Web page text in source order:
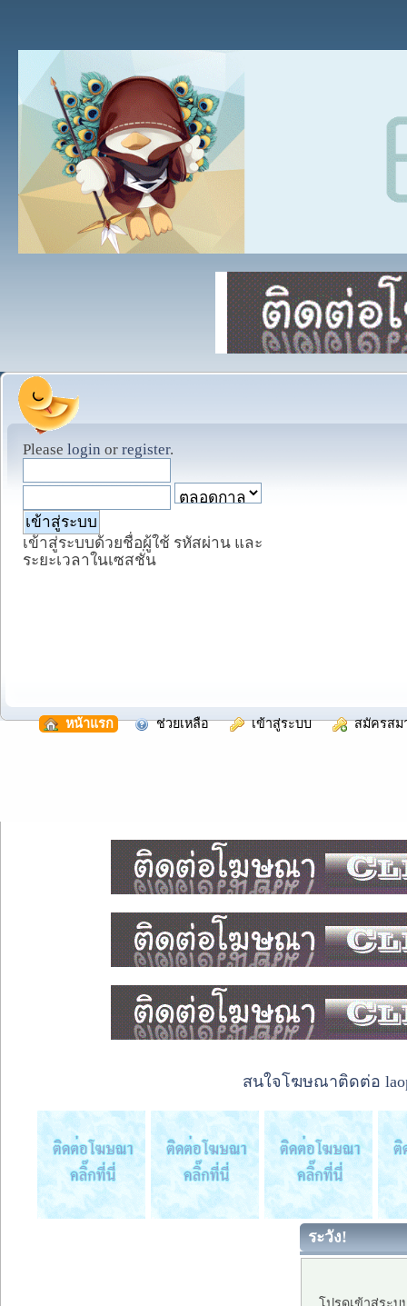
Please login or register.
เข้าสู่ระบบด้วยชื่อผู้ใช้ รหัสผ่าน และ
ระยะเวลาในเซสชั่น
หน้าแรก ช่วยเหลือ เข้าสู่ระบบ สมัครสม
สนใจโฆษณาติดต่อ
ระวัง!